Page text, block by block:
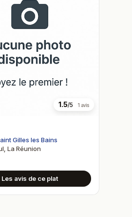
1.5/5 1 avis
Gilles les Bains
La Réunion
Les avis de ce plat